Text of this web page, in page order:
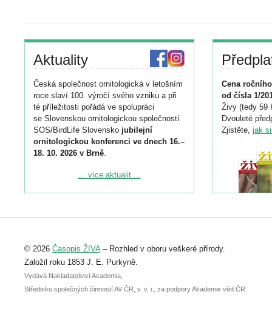
Aktuality
Česká společnost ornitologická v letošním
roce slaví 100. výročí svého vzniku a při
té příležitosti pořádá ve spolupráci
se Slovenskou ornitologickou společností
SOS/BirdLife Slovensko jubilejní
ornitologickou konferenci ve dnech 16.–
18. 10. 2026 v Brně.
Podrobnější informace ke konferenci
Registrovat se můžete do 6. září.
abstraktu přihlášené přednášky nebo
posteru je už 30. června.
... více aktualit ...
Cena
od čísla 1/
Živy (tedy 59
Dvouleté
Zjistěte, jak
© 2026 Časopis ŽIVA– Rozhled v oboru veškeré přírody.
Založil roku 1853 J. E. Purkyně.
Vydává Nakladatelství Academia,
Středisko společných činností AV ČR, v. v. i., za podpory Akademie věd ČR.